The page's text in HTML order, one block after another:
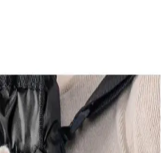
ve konfor sağlayan ürünler,
kedilerin sağlıklı ve